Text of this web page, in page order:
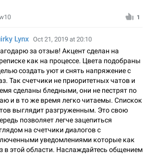
1
Lynx Oct 21, 2019 at 20:10
за отзыв! Акцент сделан на
как на процессе. Цвета подобраны
создать уют и снять напряжение с
Так счетчики не приоритетных чатов и
сделаны бледными, они не пестрят по
и в то же время легко читаемы. Спискок
выглядит разгруженным. Это свою
позволяет легче зацепиться
на счетчики диалогов с
уведомлениями которые как
в этой области. Наслаждайтесь общением